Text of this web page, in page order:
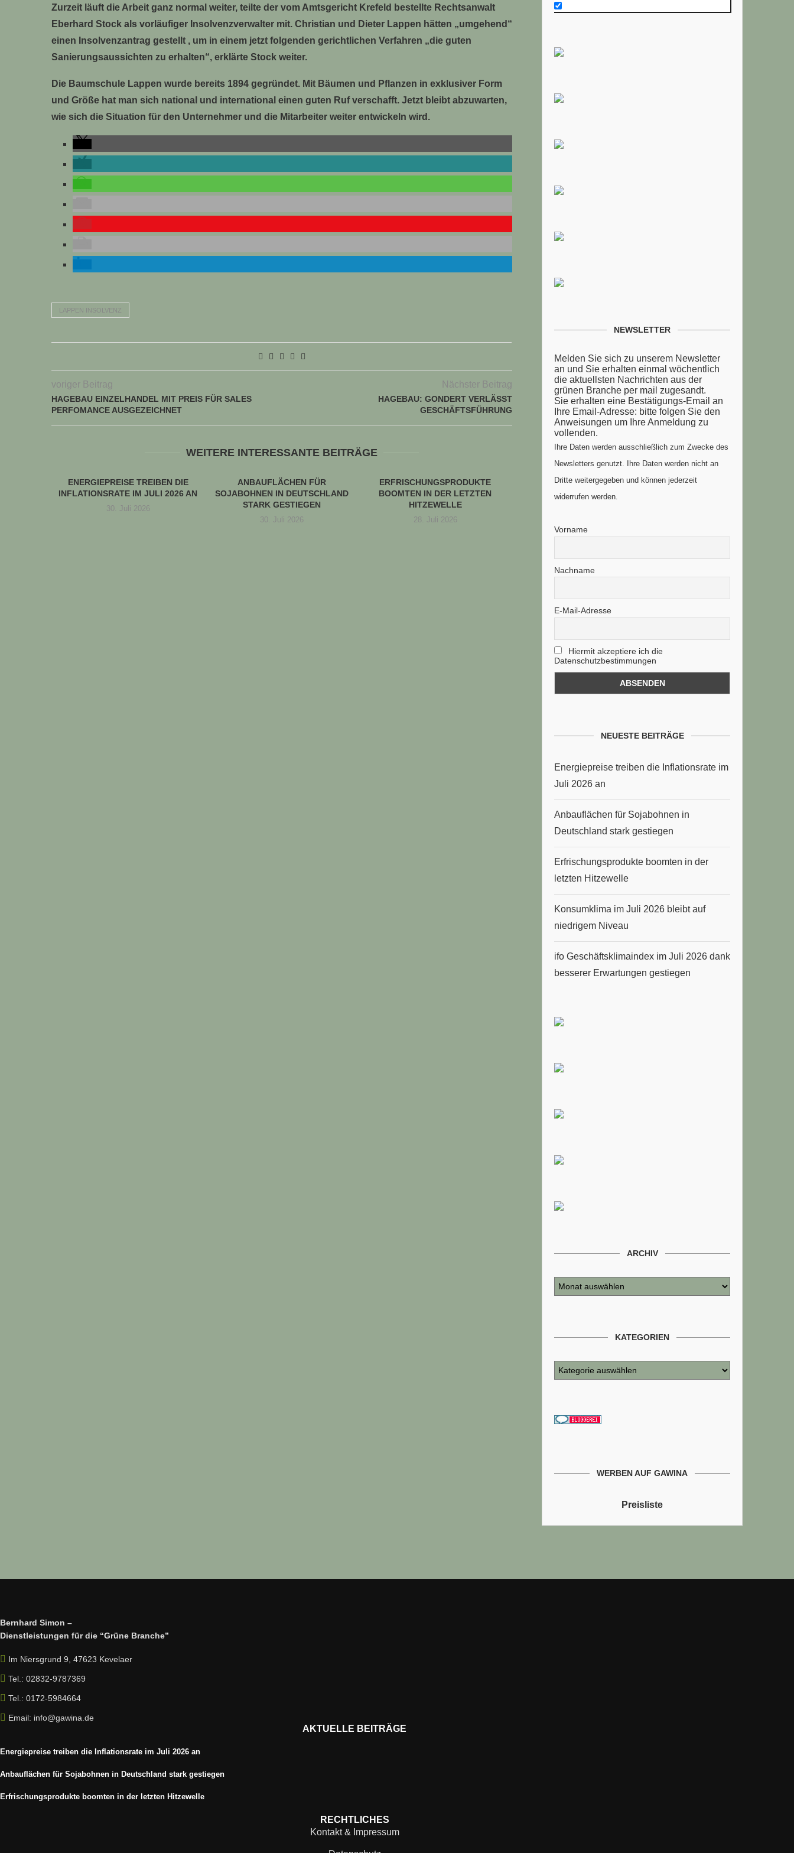
Zurzeit läuft die Arbeit ganz normal weiter, teilte der vom Amtsgericht Krefeld bestellte Rechtsanwalt
Eberhard Stock als vorläufiger Insolvenzverwalter mit. Christian und Dieter Lappen hätten „umgehend“
einen Insolvenzantrag gestellt , um in einem jetzt folgenden gerichtlichen Verfahren „die guten
Sanierungsaussichten zu erhalten“, erklärte Stock weiter.
Die Baumschule Lappen wurde bereits 1894 gegründet. Mit Bäumen und Pflanzen in exklusiver Form
und Größe hat man sich national und international einen guten Ruf verschafft. Jetzt bleibt abzuwarten,
wie sich die Situation für den Unternehmer und die Mitarbeiter weiter entwickeln wird.
LAPPEN INSOLVENZ
voriger Beitrag
HAGEBAU EINZELHANDEL MIT PREIS FÜR SALES
PERFOMANCE AUSGEZEICHNET
Nächster Beitrag
HAGEBAU: GONDERT VERLÄSST
GESCHÄFTSFÜHRUNG
WEITERE INTERESSANTE BEITRÄGE
ENERGIEPREISE TREIBEN DIE
INFLATIONSRATE IM JULI 2026 AN
30. Juli 2026
ANBAUFLÄCHEN FÜR
SOJABOHNEN IN DEUTSCHLAND
STARK GESTIEGEN
30. Juli 2026
ERFRISCHUNGSPRODUKTE
BOOMTEN IN DER LETZTEN
HITZEWELLE
28. Juli 2026
NEWSLETTER
Melden Sie sich zu unserem Newsletter
an und Sie erhalten einmal wöchentlich
die aktuellsten Nachrichten aus der
grünen Branche per mail zugesandt.
Sie erhalten eine Bestätigungs-Email an
Ihre Email-Adresse: bitte folgen Sie den
Anweisungen um Ihre Anmeldung zu
vollenden.
Ihre Daten werden ausschließlich zum Zwecke des
Newsletters genutzt. Ihre Daten werden nicht an
Dritte weitergegeben und können jederzeit
widerrufen werden.
Vorname
Nachname
E-Mail-Adresse
Hiermit akzeptiere ich die
Datenschutzbestimmungen
NEUESTE BEITRÄGE
Energiepreise treiben die Inflationsrate im
Juli 2026 an
Anbauflächen für Sojabohnen in
Deutschland stark gestiegen
Erfrischungsprodukte boomten in der
letzten Hitzewelle
Konsumklima im Juli 2026 bleibt auf
niedrigem Niveau
ifo Geschäftsklimaindex im Juli 2026 dank
besserer Erwartungen gestiegen
ARCHIV
KATEGORIEN
WERBEN AUF GAWINA
Preisliste
Bernhard Simon –
Dienstleistungen für die “Grüne Branche”
Im Niersgrund 9, 47623 Kevelaer
Tel.: 02832-9787369
Tel.: 0172-5984664
Email: info@gawina.de
AKTUELLE BEITRÄGE
Energiepreise treiben die Inflationsrate im Juli 2026 an
Anbauflächen für Sojabohnen in Deutschland stark gestiegen
Erfrischungsprodukte boomten in der letzten Hitzewelle
RECHTLICHES
Kontakt & Impressum